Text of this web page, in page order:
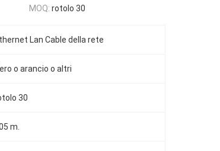
MOQ: rotolo 30
Lan Cable della rete
o arancio o altri
30
m.